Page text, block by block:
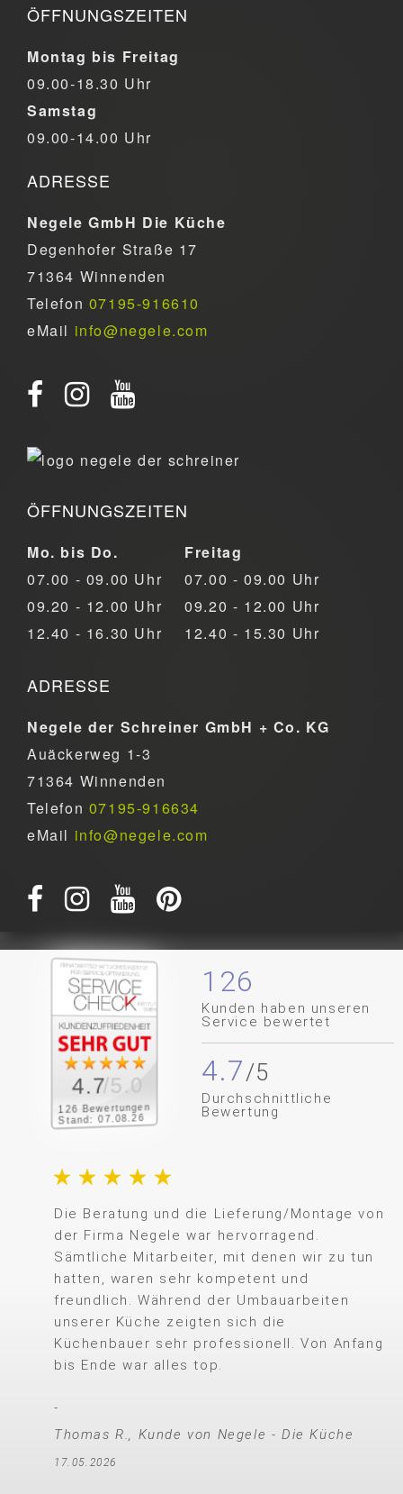
ÖFFNUNGSZEITEN
Montag bis Freitag
09.00-18.30 Uhr
Samstag
09.00-14.00 Uhr
ADRESSE
Negele GmbH Die Küche
Degenhofer Straße 17
71364 Winnenden
Telefon 07195-916610
eMail info@negele.com
ÖFFNUNGSZEITEN
Mo. bis Do.
07.00 - 09.00 Uhr
09.20 - 12.00 Uhr
12.40 - 16.30 Uhr
Freitag
07.00 - 09.00 Uhr
09.20 - 12.00 Uhr
12.40 - 15.30 Uhr
ADRESSE
Negele der Schreiner GmbH + Co. KG
Auäckerweg 1-3
71364 Winnenden
Telefon 07195-916634
eMail info@negele.com
126 Bewertungen
Stand: 07.08.26
4.7/5.0
126
Kunden haben unseren
Service bewertet
4.7
Durchschnittliche
Bewertung
Die Beratung und die Lieferung/Montage von
der Firma Negele war hervorragend.
Sämtliche Mitarbeiter, mit denen wir zu tun
hatten, waren sehr kompetent und
freundlich. Während der Umbauarbeiten
unserer Küche zeigten sich die
Küchenbauer sehr professionell. Von Anfang
bis Ende war alles top.
Thomas R., Kunde von Negele - Die Küche
17.05.2026